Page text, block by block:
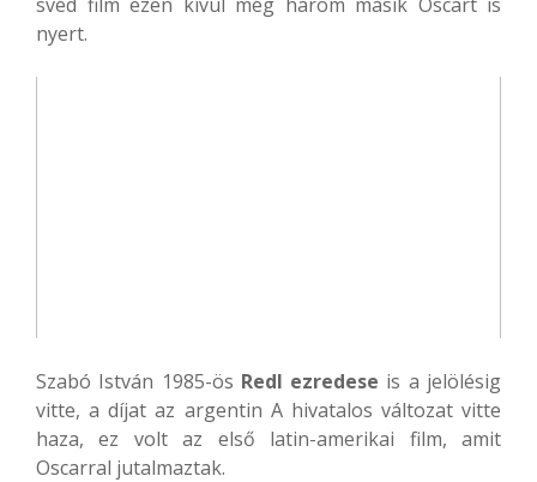
nyert.
Szabó István 1985-ös Redl ezredese is a jelölésig
vitte, a díjat az argentin A hivatalos változat vitte
haza, ez volt az első latin-amerikai film, amit
Oscarral jutalmaztak.